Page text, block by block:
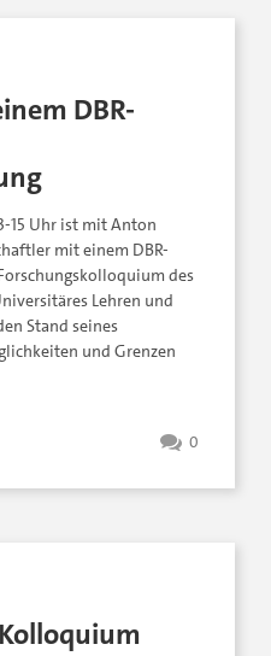
DBR-
15 Uhr ist mit Anton
mit einem DBR-
des
Lehren und
Stand seines
und Grenzen
0